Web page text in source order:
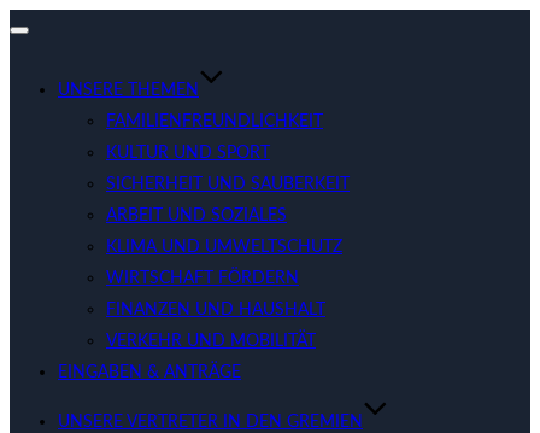
Navigation
UNSERE THEMEN
FAMILIENFREUNDLICHKEIT
KULTUR UND SPORT
SICHERHEIT UND SAUBERKEIT
ARBEIT UND SOZIALES
KLIMA UND UMWELTSCHUTZ
WIRTSCHAFT FÖRDERN
FINANZEN UND HAUSHALT
VERKEHR UND MOBILITÄT
EINGABEN & ANTRÄGE
UNSERE VERTRETER IN DEN GREMIEN